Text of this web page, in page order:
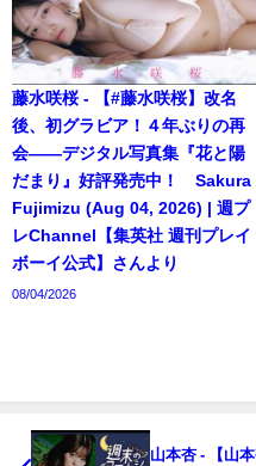
藤水咲桜 - 【#藤水咲桜】改名
後、初グラビア！４年ぶりの再
会――デジタル写真集『花と陽
だまり』好評発売中！ Sakura
Fujimizu (Aug 04, 2026) | 週プ
レChannel【集英社 週刊プレイ
ボーイ公式】さんより
08/04/2026
山本杏 - 【山